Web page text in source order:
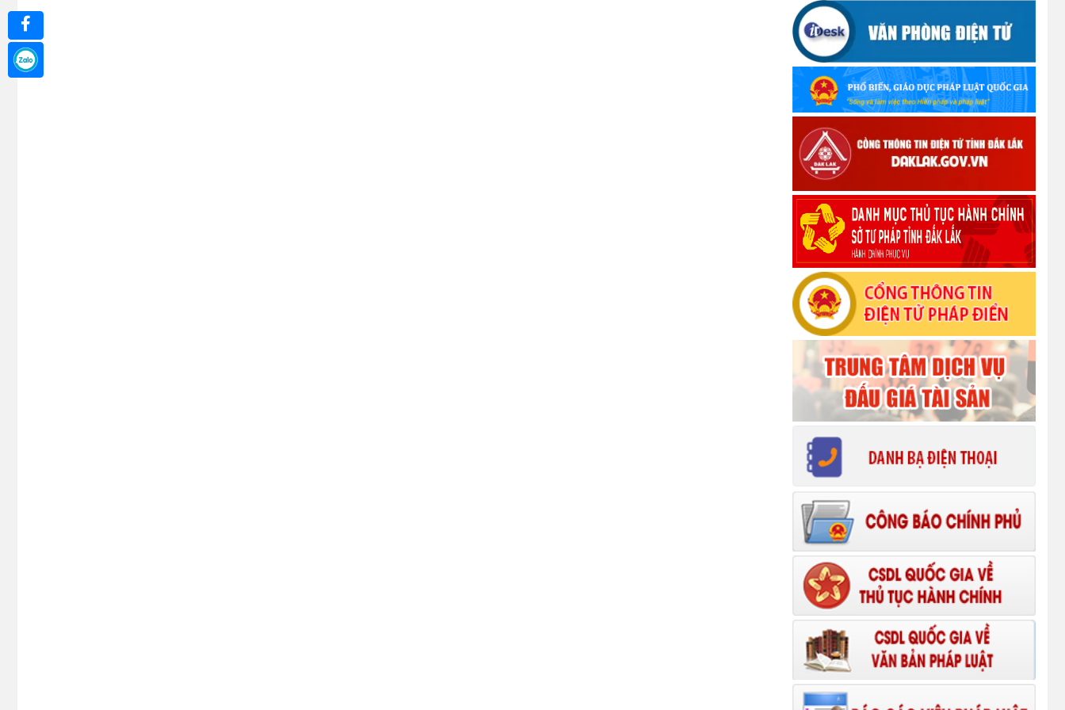
Ủy ban Mặt trận Tổ quốc Việt Nam tỉnh
kêu gọi vận động ủng hộ đồng bào khắc
phục thiệt hại do bão số 10 gây ra
(12/10/2025)
UBND TỈNH ĐẮK LẮK KHUYẾN CÁO
NGƯỜI DÂN TĂNG CƯỜNG PHÒNG,
CHỐNG BỆNH TẢ
(09/10/2025)
Bộ Quốc phòng công bố thủ tục hành
chính đủ điều kiện tái cấu trúc thực hiện
toàn trình, một phần trên môi trường điện
tử
(09/10/2025)
Bộ Chính trị, Ban Bí thư kết luận về phân
cấp, phân quyền trong vận hành chính
quyền địa phương 2 cấp
(08/10/2025)